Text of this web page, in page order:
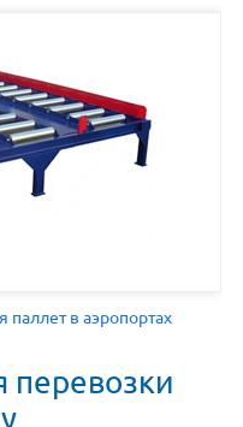
паллет в аэропортах
перевозки